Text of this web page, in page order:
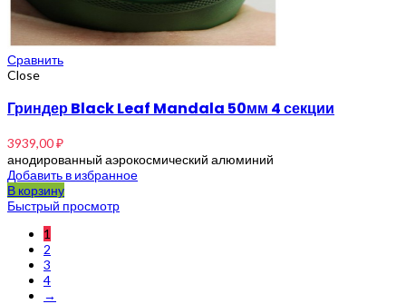
Сравнить
Close
Гриндер Black Leaf Mandala 50мм 4 секции
3939,00₽
анодированный аэрокосмический алюминий
Добавить в избранное
В корзину
Быстрый просмотр
1
2
3
4
→